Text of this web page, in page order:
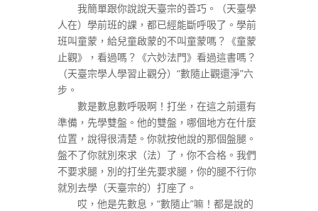
我簡單跟你說說天臺宗的善巧。（天臺學
人在）學前班的課，都已經能斷呼吸了。學前
班叫童蒙，給兒童啟蒙的不叫童蒙嗎？《童蒙
止觀》，看過嗎？《六妙法門》看過這書嗎？
（天臺宗學人學習止觀分）“數隨止觀還淨”六
步。
數是數息數呼吸啊！打坐，在這之前還有
準備，先學雙盤。他的雙盤，哪個地方在什麼
位置，說得很清楚。你就按他說的那個盤腿。
盤不了你就別來求（法）了，你不合格。我們
不要求腿，別的打坐先要求腿，你的腿不行你
就別去學（天臺宗的）打座了。
哎，他是先數息，“數隨止”嘛！都是說的